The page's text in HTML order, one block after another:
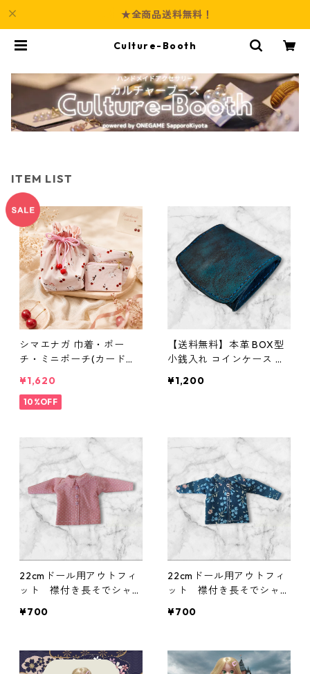
★全商品送料無料！
Culture-Booth
ITEM LIST
シマエナガ 巾着・ポー
チ・ミニポーチ(カード収
んぼ柄×淡いピンク
¥1,620
10%OFF
【送料無料】本革 BOX型
小銭入れ コインケース 染
グラディシュ ムラ染め 青
ト 誕生日 父の日
¥1,200
22cmドール用アウトフィ
ット 襟付き長そでシャ
ジュアル リアルクローズ
¥700
22cmドール用アウトフィ
ット 襟付き長そでシャ
ル リアルクローズ
¥700